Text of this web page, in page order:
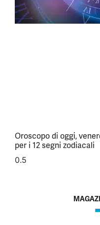
Oroscopo di oggi,
per i 12 segni zodiacali